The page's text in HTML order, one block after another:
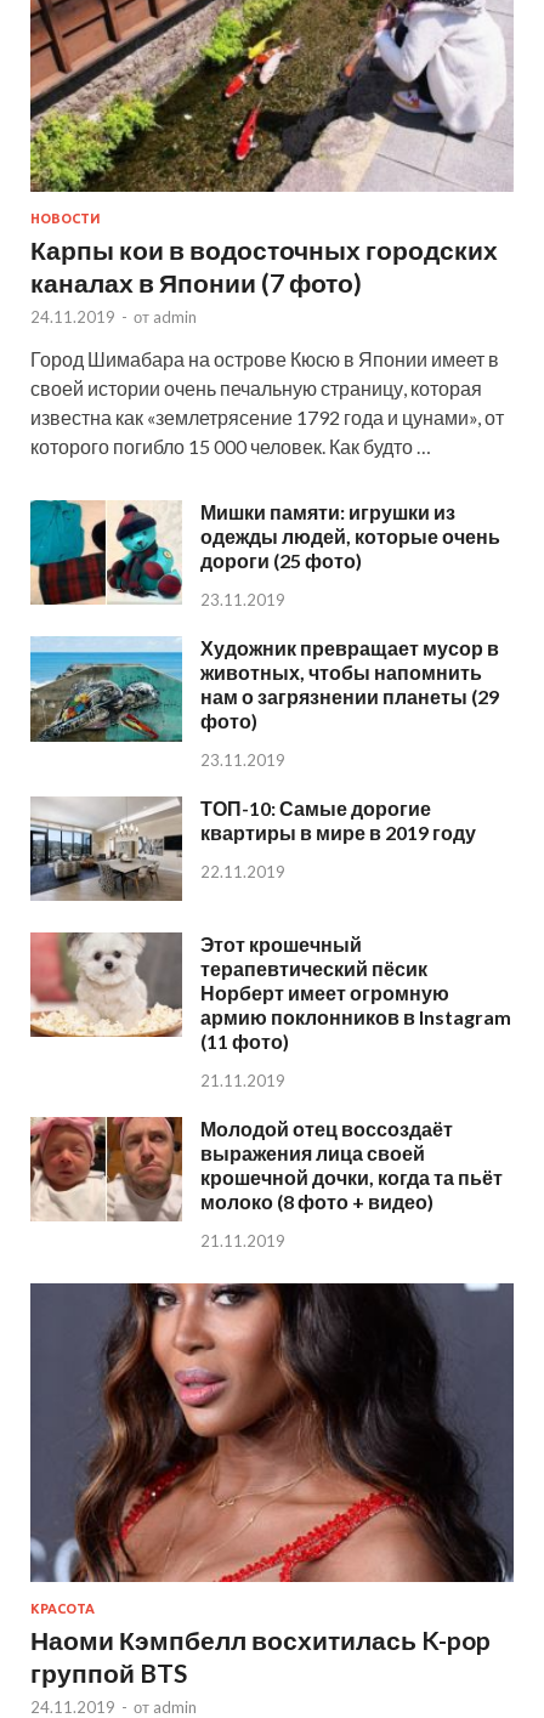
НОВОСТИ
Карпы кои в водосточных городских
каналах в Японии (7 фото)
24.11.2019 - от admin
Город Шимабара на острове Кюсю в Японии имеет в
своей истории очень печальную страницу, которая
известна как «землетрясение 1792 года и цунами», от
которого погибло 15 000 человек. Как будто …
Мишки памяти: игрушки из
одежды людей, которые очень
дороги (25 фото)
23.11.2019
Художник превращает мусор в
животных, чтобы напомнить
нам о загрязнении планеты (29
фото)
23.11.2019
ТОП-10: Самые дорогие
квартиры в мире в 2019 году
22.11.2019
Этот крошечный
терапевтический пёсик
Норберт имеет огромную
армию поклонников в Instagram
(11 фото)
21.11.2019
Молодой отец воссоздаёт
выражения лица своей
крошечной дочки, когда та пьёт
молоко (8 фото + видео)
21.11.2019
КРАСОТА
Наоми Кэмпбелл восхитилась K-pop
группой BTS
24.11.2019 - от admin